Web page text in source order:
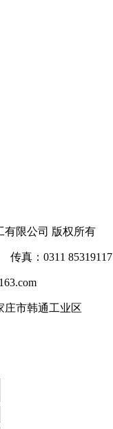
有限公司 版权所有
真：0311 85319117
庄市韩通工业区